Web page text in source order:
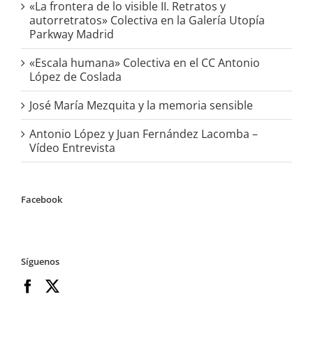
«La frontera de lo visible II. Retratos y
autorretratos» Colectiva en la Galería Utopía
Parkway Madrid
«Escala humana» Colectiva en el CC Antonio
López de Coslada
José María Mezquita y la memoria sensible
Antonio López y Juan Fernández Lacomba –
Vídeo Entrevista
Facebook
Síguenos